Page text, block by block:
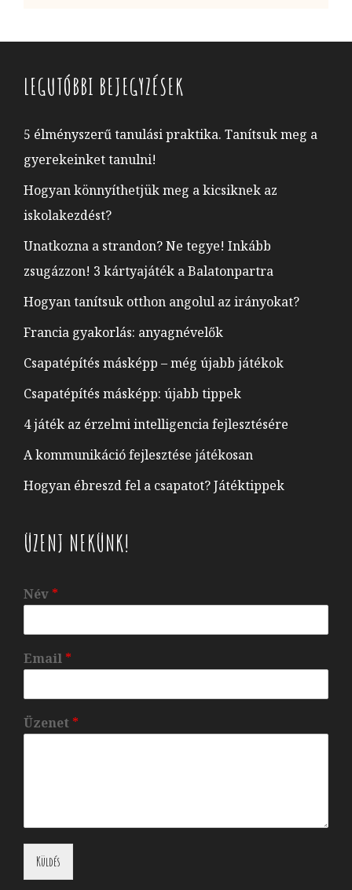
LEGUTÓBBI BEJEGYZÉSEK
5 élményszerű tanulási praktika. Tanítsuk meg a
gyerekeinket tanulni!
Hogyan könnyíthetjük meg a kicsiknek az
iskolakezdést?
Unatkozna a strandon? Ne tegye! Inkább
zsugázzon! 3 kártyajáték a Balatonpartra
Hogyan tanítsuk otthon angolul az irányokat?
Francia gyakorlás: anyagnévelők
Csapatépítés másképp – még újabb játékok
Csapatépítés másképp: újabb tippek
4 játék az érzelmi intelligencia fejlesztésére
A kommunikáció fejlesztése játékosan
Hogyan ébreszd fel a csapatot? Játéktippek
ÜZENJ NEKÜNK!
Név *
Email *
Üzenet *
Küldés